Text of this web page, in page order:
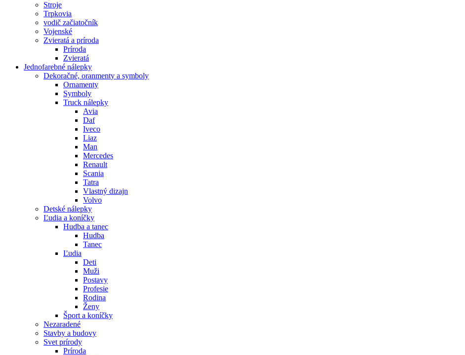
Stroje
Trpkovia
vodič začiatočník
Vojenské
Zvieratá a príroda
Príroda
Zvieratá
Jednofarebné nálepky
Dekoračné, oranmenty a symboly
Ornamenty
Symboly
Truck nálepky
Avia
Daf
Iveco
Liaz
Man
Mercedes
Renault
Scania
Tatra
Vlastný dizajn
Volvo
Detské nálepky
Ľudia a koníčky
Hudba a tanec
Hudba
Tanec
Ľudia
Deti
Muži
Postavy
Profesie
Rodina
Ženy
Šport a koníčky
Nezaradené
Stavby a budovy
Svet prírody
Príroda